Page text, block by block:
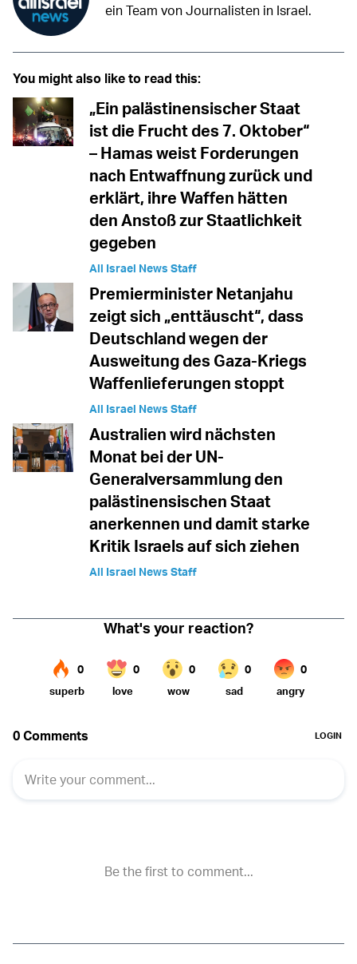
ein Team von Journalisten in Israel.
You might also like to read this:
„Ein palästinensischer Staat
ist die Frucht des 7. Oktober“
– Hamas weist Forderungen
nach Entwaffnung zurück und
erklärt, ihre Waffen hätten
den Anstoß zur Staatlichkeit
gegeben
All Israel News Staff
Premierminister Netanjahu
zeigt sich „enttäuscht“, dass
Deutschland wegen der
Ausweitung des Gaza-Kriegs
Waffenlieferungen stoppt
All Israel News Staff
Australien wird nächsten
Monat bei der UN-
Generalversammlung den
palästinensischen Staat
anerkennen und damit starke
Kritik Israels auf sich ziehen
All Israel News Staff